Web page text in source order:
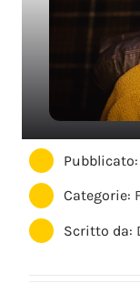
Categorie:
Scritto da: